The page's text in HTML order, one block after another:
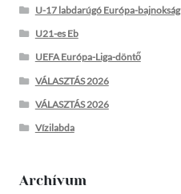
U-17 labdarúgó Európa-bajnokság
U21-es Eb
UEFA Európa-Liga-döntő
VÁLASZTÁS 2026
VÁLASZTÁS 2026
Vízilabda
Archívum